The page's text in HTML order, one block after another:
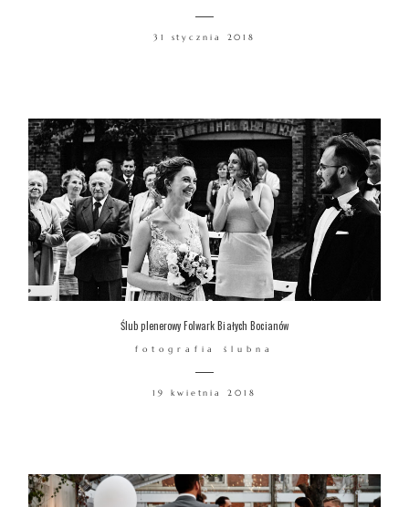
31 stycznia 2018
Ślub plenerowy Folwark Białych Bocianów
fotografia ślubna
19 kwietnia 2018